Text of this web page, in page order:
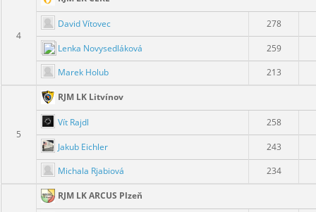
4
David Vítovec 278
Lenka Novysedláková
259
Marek Holub
213
5
RJM LK Litvínov
Vít Rajdl 258
Jakub Eichler
243
Michala Rjabiová
234
RJM LK ARCUS Plzeň